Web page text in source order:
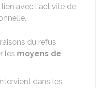
avec l'activité de
du refus
les moyens de
dans les